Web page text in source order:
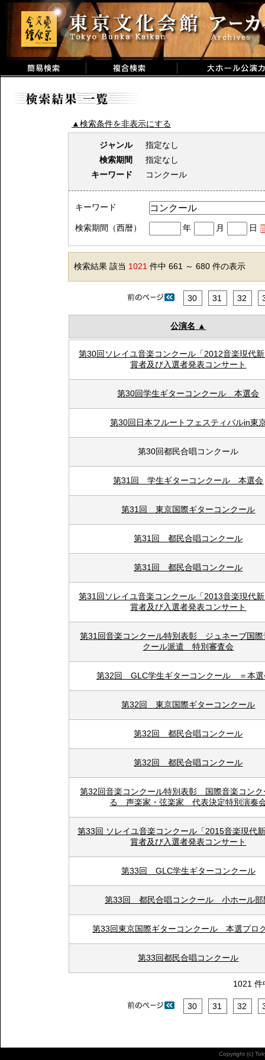
▲検索条件を非表示にする
ジャンル
指定なし
検索期間
指定なし
キーワード
コンクール
キーワード
検索期間（西暦） 年 月 日
検索結果 該当 1021 件中 661 ～ 680 件の表示
30 31 32
公演名
第30回ソレイユ音楽コンクール「2012音楽現代
賞者及び入選者発表コンサート
第30回学生ギターコンクール 本選会
第30回日本フルートフェスティバルin東
第30回都民合唱コンクール
第31回 学生ギターコンクール 本選会
第31回 東京国際ギターコンクール
第31回 都民合唱コンクール
第31回 都民合唱コンクール
第31回ソレイユ音楽コンクール「2013音楽現代
賞者及び入選者発表コンサート
第31回音楽コンクール特別表彰 ジュネーブ国際
クール派遣 特別審査会
第32回 GLC学生ギターコンクール ＝本選
第32回 東京国際ギターコンクール
第32回 都民合唱コンクール
第32回 都民合唱コンクール
第32回音楽コンクール特別表彰 国際音楽コンク
る 声楽家・弦楽家 代表決定特別演奏
第33回 ソレイユ音楽コンクール「2015音楽現代
賞者及び入選者発表コンサート
第33回 GLC学生ギターコンクール
第33回 都民合唱コンクール 小ホール部
第33回東京国際ギターコンクール 本選プロ
第33回都民合唱コンクール
1021
30 31 32
Copyright (c)